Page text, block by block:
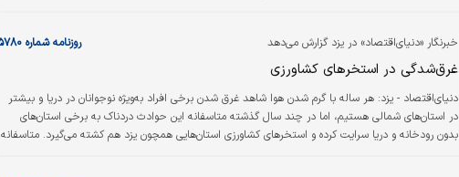
انسان‌ها، توریسم‌‌‌درمانی…
خبرنگار «دنیای‌اقتصاد» در یزد گزارش می‌دهد روزنامه شماره ۵۷۸۰
غرق‌شدگی در استخرهای کشاورزی
دنیای‌اقتصاد - یزد: هر ساله با گرم شدن هوا شاهد غرق شدن برخی افراد به‌ویژه نوجوانان در دریا و بیشتر
در استان‌های شمالی هستیم، اما در چند سال گذشته متاسفانه این حوادث دردناک به برخی استان‌های
بدون رودخانه و دریا سرایت کرده و استخرهای کشاورزی استان‌‌‌هایی همچون یزد هم کشته می‌گیرد. متاسفانه